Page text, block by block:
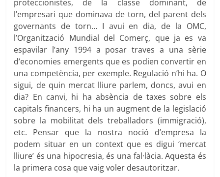
proteccionistes, de la classe dominant, de
l’empresari que dominava de torn, del parent dels
governants de torn… I avui en dia, de la OMC,
l’Organització Mundial del Comerç, que ja es va
espavilar l’any 1994 a posar traves a una sèrie
d’economies emergents que es podien convertir en
una competència, per exemple. Regulació n’hi ha. O
sigui, de quin mercat lliure parlem, doncs, avui en
dia? En canvi, hi ha absència de taxes sobre els
capitals financers, hi ha un augment de la legislació
sobre la mobilitat dels treballadors (immigració),
etc. Pensar que la nostra noció d’empresa la
podem situar en un context que es digui ‘mercat
lliure’ és una hipocresia, és una fal·làcia. Aquesta és
la primera cosa que vaig voler desautoritzar.